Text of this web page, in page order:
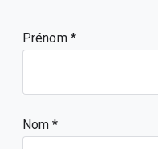
Prénom
Nom